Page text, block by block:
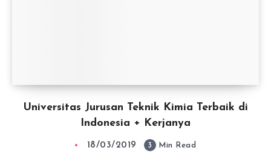
Universitas Jurusan Teknik Kimia Terbaik di
Indonesia + Kerjanya
18/03/2019 3 Min Read